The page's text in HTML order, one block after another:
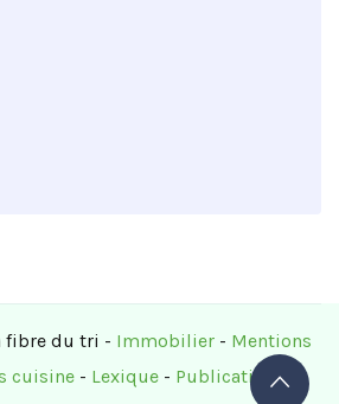
fibre du tri - Immobilier - Mentions
cuisine- Lexique- Publications-